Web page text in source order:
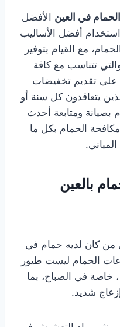
في العين الأفضل
أفضل الأساليب
مع القيام بتوفير
تتناسب مع كافة
على تقديم تخفيضات
يتعاقدون كل سنة أو
بصيانة ومتابعة أحدث
الحمام بكل ما
بالعين
كان لديه حمام في
الحمام ليست طيور
، خاصة في الصباح، بما
شديد.